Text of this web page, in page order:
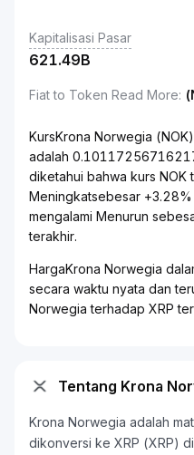
Kapitalisasi Pasar
621.49B
Fiat to Token Read More:
KursKrona Norwegia
adalah
diketahui bahwa kurs NOK
Meningkatsebesar
mengalami Menurun
terakhir.
HargaKrona Norwegia
secara waktu nyata dan
Norwegia terhadap XRP
Tentang Krona
Krona Norwegia adalah
dikonversi ke XRP (XRP)